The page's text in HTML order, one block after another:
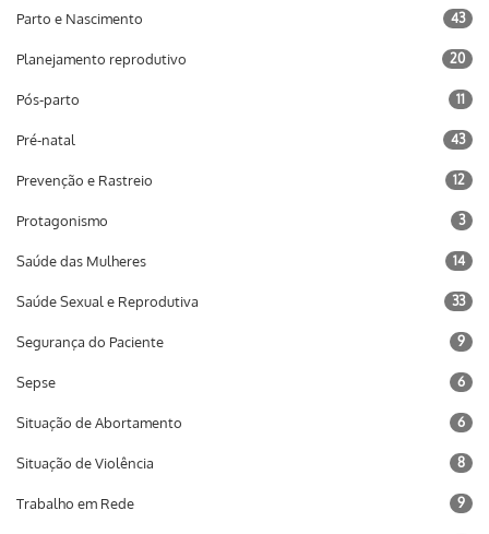
Parto e Nascimento 43
Planejamento reprodutivo 20
Pós-parto 11
Pré-natal 43
Prevenção e Rastreio 12
Protagonismo 3
Saúde das Mulheres 14
Saúde Sexual e Reprodutiva 33
Segurança do Paciente 9
Sepse 6
Situação de Abortamento 6
Situação de Violência 8
Trabalho em Rede 9